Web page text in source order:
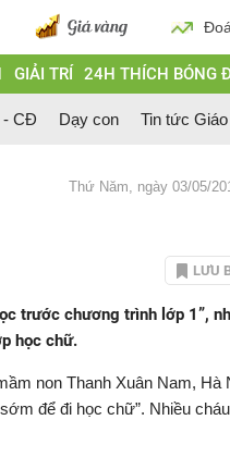
GIẢI TRÍ 24H THÍCH BÓNG
- CĐ Dạy con Tin tức
Thứ Năm, ngày 03/05/
LƯU
trước chương trình lớp 1”,
học chữ.
non Thanh Xuân Nam, Hà
để đi học chữ”. Nhiều